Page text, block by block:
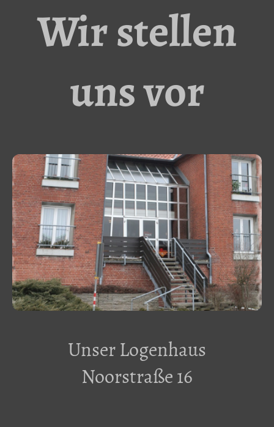
Wir stellen
uns vor
Unser Logenhaus
Noorstraße 16